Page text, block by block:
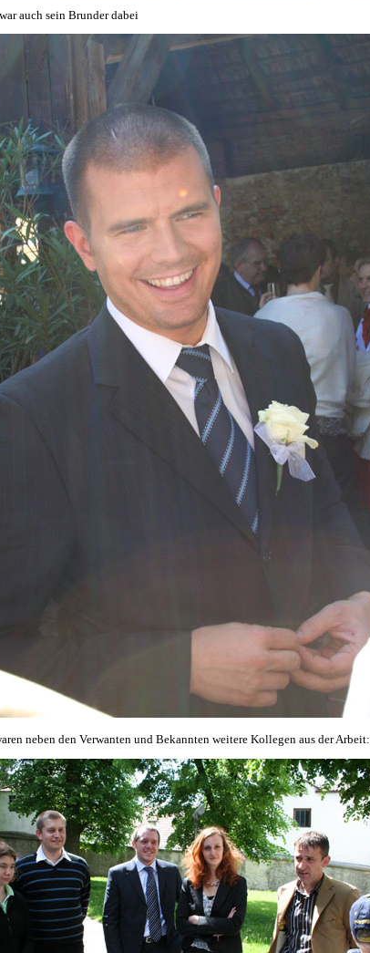
auch sein Brunder dabei
neben den Verwanten und Bekannten weitere Kollegen aus der Arbeit: